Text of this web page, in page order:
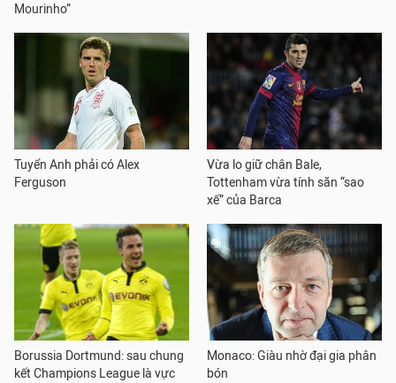
Mourinho”
Tuyển Anh phải có Alex
Ferguson
Vừa lo giữ chân Bale,
Tottenham vừa tính săn “sao
xế” của Barca
Borussia Dortmund: sau chung
kết Champions League là vực
Monaco: Giàu nhờ đại gia phân
bón